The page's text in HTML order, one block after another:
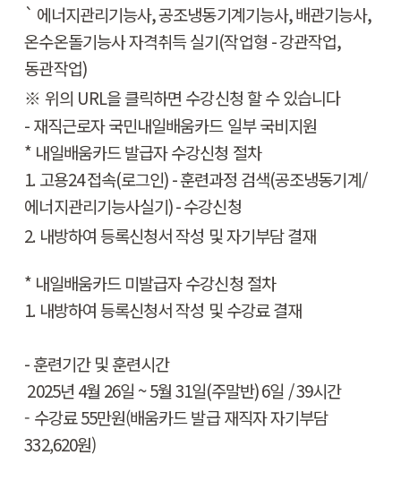
` 에너지관리기능사,공조냉동기계기능사,배관기능사,
온수온돌기능사 자격취득 실기(작업형 -강관작업,
동관작업)
​※ 위의 URL을 클릭하면 수강신청 할 수 있습니다
-재직근로자 국민내일배움카드 일부 국비지원
* 내일배움카드 발급자 수강신청 절차
1. 고용24접속(로그인) -훈련과정 검색(공조냉동기계/
에너지관리기능사실기) -수강신청
2. 내방하여 등록신청서 작성 및 자기부담 결재
* 내일배움카드미발급자 수강신청 절차
1. 내방하여 등록신청서 작성 및 수강료 결재
-훈련기간 및 훈련시간
2025년 4월 26일 ~ 5월 31일(주말반) 6일 / 39시간
- 수강료 55만원(배움카드 발급 재직자 자기부담
332,620원)